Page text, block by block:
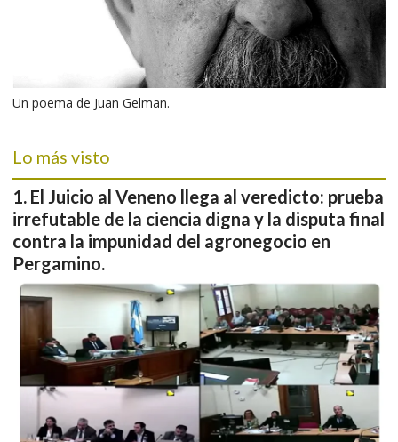
Un poema de Juan Gelman.
Lo más visto
El Juicio al Veneno llega al veredicto: prueba
irrefutable de la ciencia digna y la disputa final
contra la impunidad del agronegocio en
Pergamino.